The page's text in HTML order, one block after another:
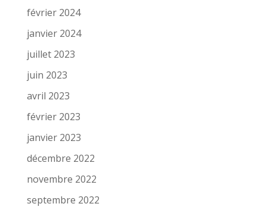
février 2024
janvier 2024
juillet 2023
juin 2023
avril 2023
février 2023
janvier 2023
décembre 2022
novembre 2022
septembre 2022